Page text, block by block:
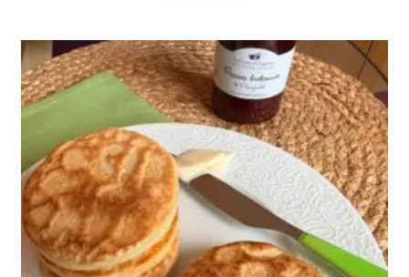
12 crumpets
30 Min